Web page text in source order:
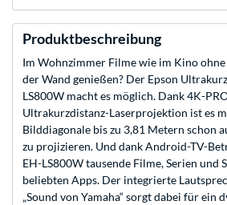
Produktbeschreibung
Im Wohnzimmer Filme wie im Kino
der Wand genießen? Der Epson
LS800W macht es möglich. Dank 4K-
Ultrakurzdistanz-Laserprojektion ist es
Bilddiagonale bis zu 3,81 Metern schon
zu projizieren. Und dank Android-TV-
EH-LS800W tausende Filme, Serien und
beliebten Apps. Der integrierte
„Sound von Yamaha“ sorgt dabei für ein